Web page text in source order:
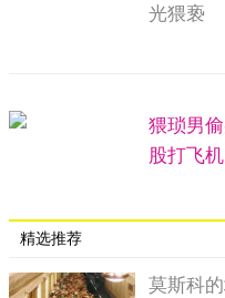
太阳
(Ganymede)和卡利斯托
另外，土卫六和土卫
星的大气中也有一点水。索
光猥亵
精选推荐
莫斯科